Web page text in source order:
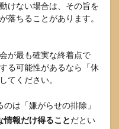
けない場合は、その旨を
落ちることがあります。
が最も確実な終着点で
る可能性があるなら「休
てください。
は「嫌がらせの排除」
情報だけ得ることだとい